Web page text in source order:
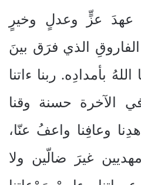
عهدَ عزٍّ وعدلٍ وخيرٍ
الذي فرَق بينَ
بأمدادِه. ربنا ءاتنا
الآخرة حسنة وقنا
وعافِنا واعفُ عنّا،
غيرَ ضالّين ولا